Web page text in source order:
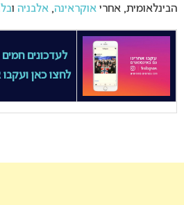
הבינלאומית, אחרי אוקראינה, אלבניהו
לעדכונים חמים
לחצו כאן